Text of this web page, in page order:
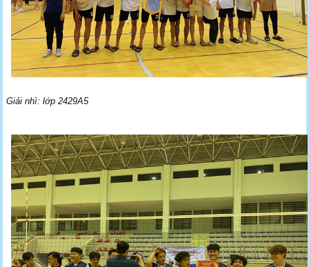
Giải nhì: lớp 2429A5